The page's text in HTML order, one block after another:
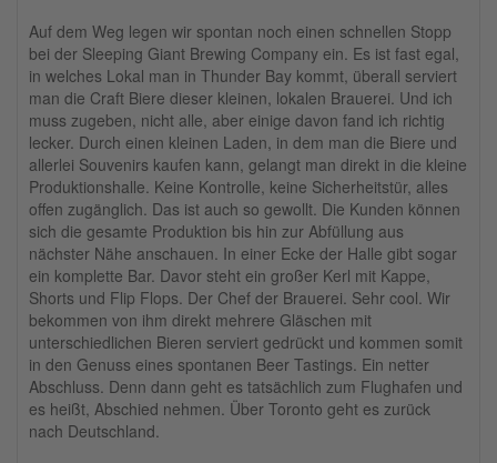
Auf dem Weg legen wir spontan noch einen schnellen Stopp
bei der Sleeping Giant Brewing Company ein. Es ist fast egal,
in welches Lokal man in Thunder Bay kommt, überall serviert
man die Craft Biere dieser kleinen, lokalen Brauerei. Und ich
muss zugeben, nicht alle, aber einige davon fand ich richtig
lecker. Durch einen kleinen Laden, in dem man die Biere und
allerlei Souvenirs kaufen kann, gelangt man direkt in die kleine
Produktionshalle. Keine Kontrolle, keine Sicherheitstür, alles
offen zugänglich. Das ist auch so gewollt. Die Kunden können
sich die gesamte Produktion bis hin zur Abfüllung aus
nächster Nähe anschauen. In einer Ecke der Halle gibt sogar
ein komplette Bar. Davor steht ein großer Kerl mit Kappe,
Shorts und Flip Flops. Der Chef der Brauerei. Sehr cool. Wir
bekommen von ihm direkt mehrere Gläschen mit
unterschiedlichen Bieren serviert gedrückt und kommen somit
in den Genuss eines spontanen Beer Tastings. Ein netter
Abschluss. Denn dann geht es tatsächlich zum Flughafen und
es heißt, Abschied nehmen. Über Toronto geht es zurück
nach Deutschland.